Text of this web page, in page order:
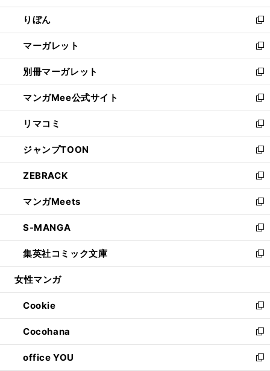
開
く
ウ
で
開
く
ン
ド
ウ
で
開
く
ウ
ィ
ン
ド
ウ
で
開
く
りぼん
新
し
い
ウ
ィ
ン
ド
ウ
で
開
く
マーガレット
新
し
い
ウ
ィ
ン
ド
ウ
で
開
く
別冊マーガレット
新
し
い
ウ
ィ
ン
ド
ウ
で
開
く
マンガMee公式サイト
新
し
い
ウ
ィ
ン
ド
ウ
で
開
く
リマコミ
新
し
い
ウ
ィ
ン
ド
ウ
で
開
く
ジャンプTOON
新
し
い
ウ
ィ
ン
ド
ウ
で
開
ZEBRACK
新
し
い
ウ
ィ
ン
ド
ウ
開
く
マンガMeets
新
し
い
ウ
ィ
ン
ウ
で
開
く
S-MANGA
新
し
い
ウ
ン
ド
ウ
で
開
く
集英社コミック文庫
新
し
ウ
ィ
ン
ド
ウ
で
女性マンガ
Cookie
新
し
い
ウ
ィ
Cocohana
新
し
い
office YOU
新